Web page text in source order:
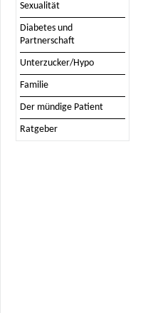
Sexualität
Diabetes und
Partnerschaft
Unterzucker/Hypo
Familie
Der mündige Patient
Ratgeber